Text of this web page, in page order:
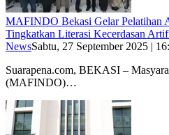
MAFINDO Bekasi Gelar Pelatihan
Tingkatkan Literasi Kecerdasan
NewsSabtu, 27 September 2025 |
Suarapena.com, BEKASI –
(MAFINDO)…